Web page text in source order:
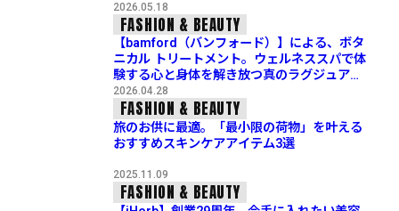
2026.05.18
FASHION & BEAUTY
【bamford（バンフォード）】による、ボタ
ニカル トリートメント。ウェルネススパで体
験する心と身体を解き放つ真のラグジュアリ
ー
2026.04.28
FASHION & BEAUTY
旅のお供に最適。「最小限の荷物」を叶える
おすすめスキンケアアイテム3選
2025.11.09
FASHION & BEAUTY